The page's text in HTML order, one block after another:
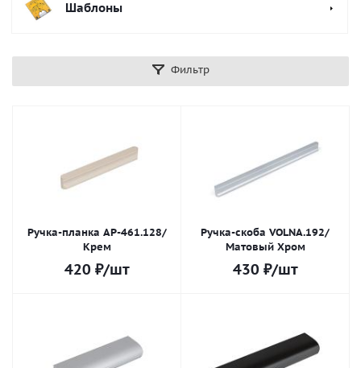
Шаблоны
Фильтр
Ручка-планка AP-461.128/
Крем
420 ₽/шт
Ручка-скоба VOLNA.192/
Матовый Хром
430 ₽/шт